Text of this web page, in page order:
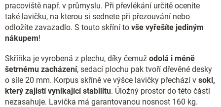
pracoviště např. v průmyslu. Při převlékání určitě oceníte
také lavičku, na kterou si sednete při přezouvání nebo
odložíte zavazadlo. S touto skříní to vše vyřešíte jediným
nákupem!
Skříňka je vyrobená z plechu, díky čemuž odolá i méně
šetrnému zacházení, sedací plochu pak tvoří dřevěné desky
o síle 20 mm. Korpus skříně ve výšce lavičky přechází v sokl,
který zajistí vynikající stabilitu. Úložný prostor do této části
nezasahuje. Lavička má garantovanou nosnost 160 kg.